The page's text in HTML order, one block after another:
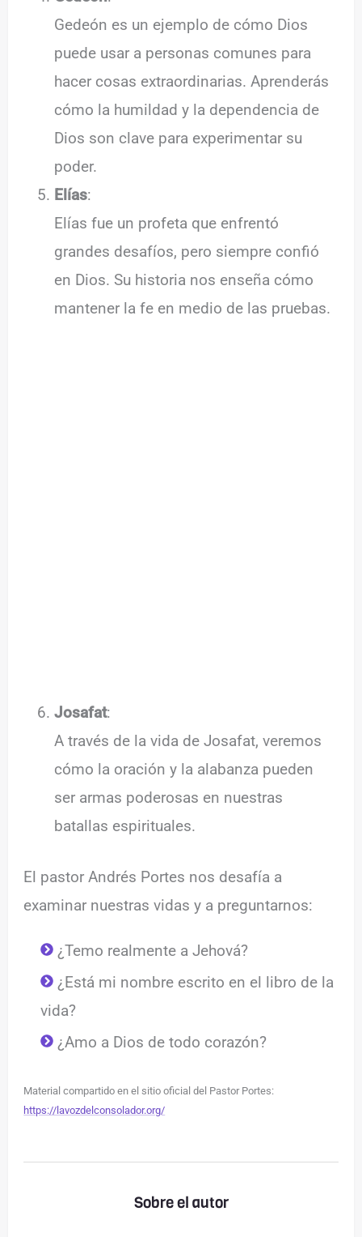
Gedeón es un ejemplo de cómo Dios
puede usar a personas comunes para
hacer cosas extraordinarias. Aprenderás
cómo la humildad y la dependencia de
Dios son clave para experimentar su
poder.
Elías:
Elías fue un profeta que enfrentó
grandes desafíos, pero siempre confió
en Dios. Su historia nos enseña cómo
mantener la fe en medio de las pruebas.
Josafat:
A través de la vida de Josafat, veremos
cómo la oración y la alabanza pueden
ser armas poderosas en nuestras
batallas espirituales.
El pastor Andrés Portes nos desafía a
examinar nuestras vidas y a preguntarnos:
¿Temo realmente a Jehová?
¿Está mi nombre escrito en el libro de la
vida?
¿Amo a Dios de todo corazón?
Material compartido en el sitio oficial del Pastor Portes:
https://lavozdelconsolador.org/
Sobre el autor